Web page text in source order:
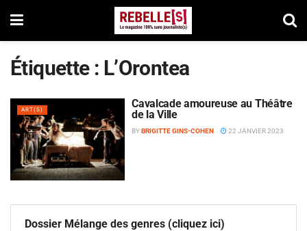
Étiquette : L’Orontea
ART(S)
Cavalcade amoureuse au Théâtre
de la Ville
BYBRIGITTE GINS-COHEN 22 JANVIER 2023
Dossier Mélange des genres (cliquez ici)